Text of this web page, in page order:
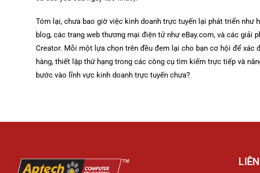
Tóm lại, chưa bao giờ việc kinh doanh trực tuyến lại phát triển như
blog, các trang web thương mại điện tử như eBay.com, và các giải
Creator. Mỗi một lựa chọn trên đều đem lại cho bạn cơ hội để xác
hàng, thiết lập thứ hạng trong các công cụ tìm kiếm trực tiếp và
bước vào lĩnh vực kinh doanh trực tuyến chưa?